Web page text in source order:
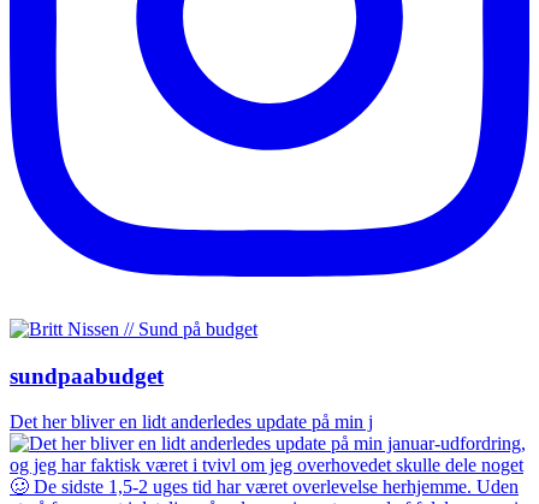
sundpaabudget
Det her bliver en lidt anderledes update på min j